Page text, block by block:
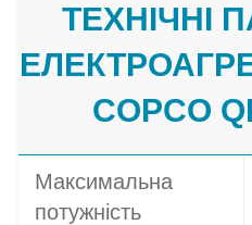
ТЕХНІЧНІ
COPCO
Максимальна
потужність